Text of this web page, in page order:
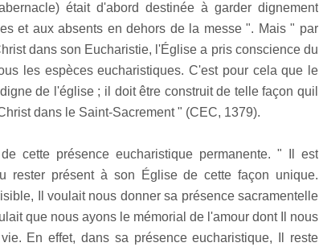
était d'abord destinée à garder dignement
et aux absents en dehors de la messe ". Mais " par
dans son Eucharistie, l'Église a pris conscience du
les espèces eucharistiques. C'est pour cela que le
de l'église ; il doit être construit de telle façon quil
dans le Saint-Sacrement " (CEC, 1379).
cette présence eucharistique permanente. " Il est
rester présent à son Église de cette façon unique.
Il voulait nous donner sa présence sacramentelle
que nous ayons le mémorial de l'amour dont Il nous
vie. En effet, dans sa présence eucharistique, Il reste